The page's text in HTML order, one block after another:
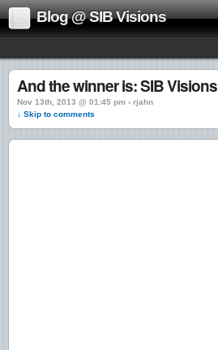
Blog @ SIB Visions
And the winner is: SIB Visions
Nov 13th, 2013 @ 01:45 pm › rjahn
↓ Skip to comments